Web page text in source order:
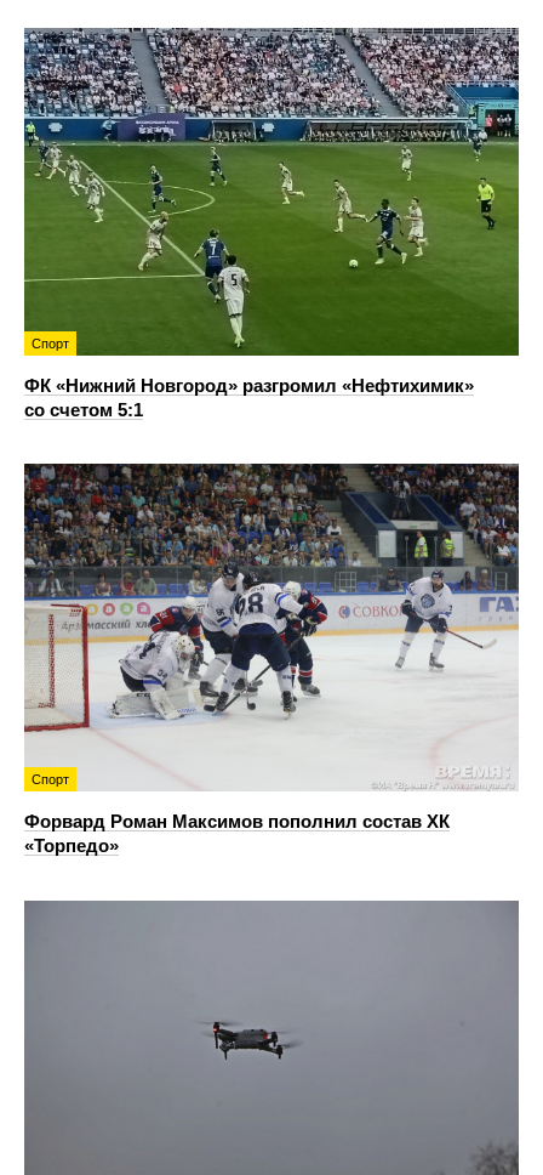
Спорт
ФК «Нижний Новгород» разгромил «Нефтихимик»
со счетом 5:1
Спорт
Форвард Роман Максимов пополнил состав ХК
«Торпедо»